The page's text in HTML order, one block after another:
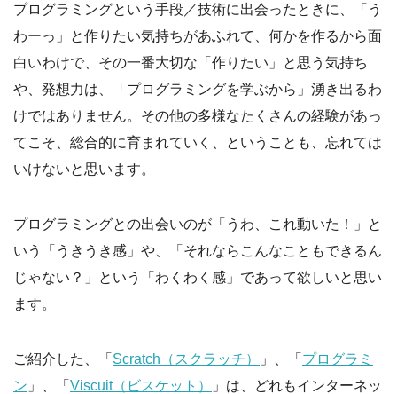
プログラミングという手段／技術に出会ったときに、「う
わーっ」と作りたい気持ちがあふれて、何かを作るから面
白いわけで、その一番大切な「作りたい」と思う気持ち
や、発想力は、「プログラミングを学ぶから」湧き出るわ
けではありません。その他の多様なたくさんの経験があっ
てこそ、総合的に育まれていく、ということも、忘れては
いけないと思います。
プログラミングとの出会いのが「うわ、これ動いた！」と
いう「うきうき感」や、「それならこんなこともできるん
じゃない？」という「わくわく感」であって欲しいと思い
ます。
ご紹介した、「 Scratch（スクラッチ） 」、「 プログラミ
ン 」、「 Viscuit（ビスケット）
」は、どれもインターネッ